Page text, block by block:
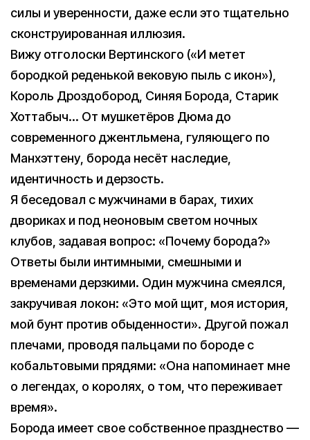
силы и уверенности, даже если это тщательно
сконструированная иллюзия.
Вижу отголоски Вертинского («И метет
бородкой реденькой вековую пыль с икон»),
Король Дроздобород, Синяя Борода, Старик
Хоттабыч… От мушкетёров Дюма до
современного джентльмена, гуляющего по
Манхэттену, борода несёт наследие,
идентичность и дерзость.
Я беседовал с мужчинами в барах, тихих
двориках и под неоновым светом ночных
клубов, задавая вопрос: «Почему борода?»
Ответы были интимными, смешными и
временами дерзкими. Один мужчина смеялся,
закручивая локон: «Это мой щит, моя история,
мой бунт против обыденности». Другой пожал
плечами, проводя пальцами по бороде с
кобальтовыми прядями: «Она напоминает мне
о легендах, о королях, о том, что переживает
время».
Борода имеет свое собственное празднество —